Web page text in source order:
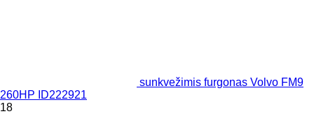
sunkvežimis furgonas Volvo FM9
260HP ID222921
18